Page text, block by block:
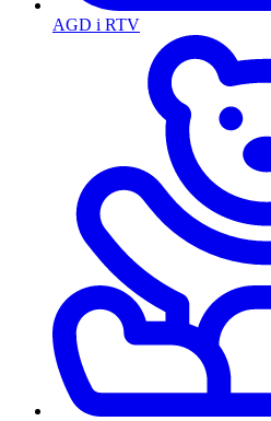
AGD i RTV